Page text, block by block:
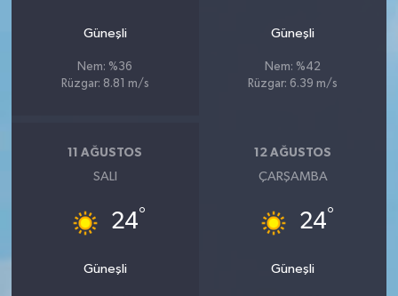
Güneşli
Nem: %36
Rüzgar: 8.81 m/s
Güneşli
Nem: %42
Rüzgar: 6.39 m/s
11 AĞUSTOS
SALI
24°
Güneşli
12 AĞUSTOS
ÇARŞAMBA
24°
Güneşli